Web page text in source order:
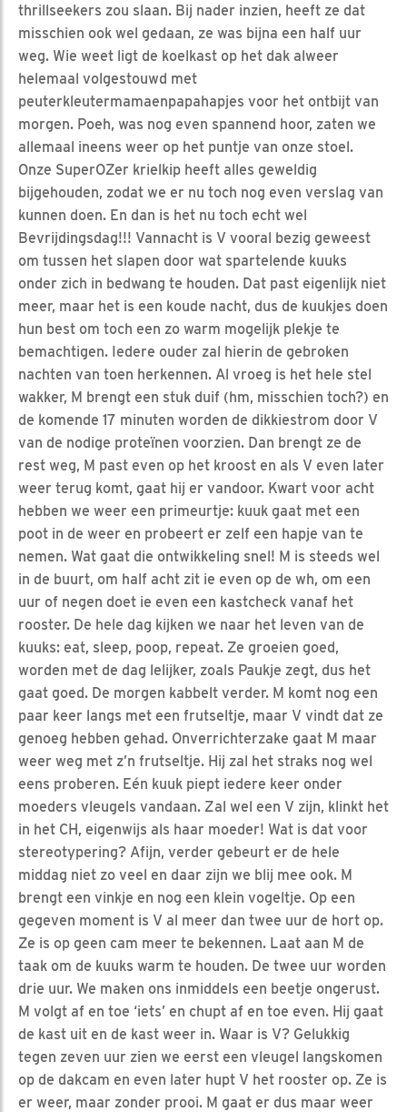
thrillseekers zou slaan. Bij nader inzien, heeft ze dat
misschien ook wel gedaan, ze was bijna een half uur
weg. Wie weet ligt de koelkast op het dak alweer
helemaal volgestouwd met
peuterkleutermamaenpapahapjes voor het ontbijt van
morgen. Poeh, was nog even spannend hoor, zaten we
allemaal ineens weer op het puntje van onze stoel.
Onze SuperOZer krielkip heeft alles geweldig
bijgehouden, zodat we er nu toch nog even verslag van
kunnen doen. En dan is het nu toch echt wel
Bevrijdingsdag!!! Vannacht is V vooral bezig geweest
om tussen het slapen door wat spartelende kuuks
onder zich in bedwang te houden. Dat past eigenlijk niet
meer, maar het is een koude nacht, dus de kuukjes doen
hun best om toch een zo warm mogelijk plekje te
bemachtigen. Iedere ouder zal hierin de gebroken
nachten van toen herkennen. Al vroeg is het hele stel
wakker, M brengt een stuk duif (hm, misschien toch?) en
de komende 17 minuten worden de dikkiestrom door V
van de nodige proteïnen voorzien. Dan brengt ze de
rest weg, M past even op het kroost en als V even later
weer terug komt, gaat hij er vandoor. Kwart voor acht
hebben we weer een primeurtje: kuuk gaat met een
poot in de weer en probeert er zelf een hapje van te
nemen. Wat gaat die ontwikkeling snel! M is steeds wel
in de buurt, om half acht zit ie even op de wh, om een
uur of negen doet ie even een kastcheck vanaf het
rooster. De hele dag kijken we naar het leven van de
kuuks: eat, sleep, poop, repeat. Ze groeien goed,
worden met de dag lelijker, zoals Paukje zegt, dus het
gaat goed. De morgen kabbelt verder. M komt nog een
paar keer langs met een frutseltje, maar V vindt dat ze
genoeg hebben gehad. Onverrichterzake gaat M maar
weer weg met z’n frutseltje. Hij zal het straks nog wel
eens proberen. Eén kuuk piept iedere keer onder
moeders vleugels vandaan. Zal wel een V zijn, klinkt het
in het CH, eigenwijs als haar moeder! Wat is dat voor
stereotypering? Afijn, verder gebeurt er de hele
middag niet zo veel en daar zijn we blij mee ook. M
brengt een vinkje en nog een klein vogeltje. Op een
gegeven moment is V al meer dan twee uur de hort op.
Ze is op geen cam meer te bekennen. Laat aan M de
taak om de kuuks warm te houden. De twee uur worden
drie uur. We maken ons inmiddels een beetje ongerust.
M volgt af en toe ‘iets’ en chupt af en toe even. Hij gaat
de kast uit en de kast weer in. Waar is V? Gelukkig
tegen zeven uur zien we eerst een vleugel langskomen
op de dakcam en even later hupt V het rooster op. Ze is
er weer, maar zonder prooi. M gaat er dus maar weer